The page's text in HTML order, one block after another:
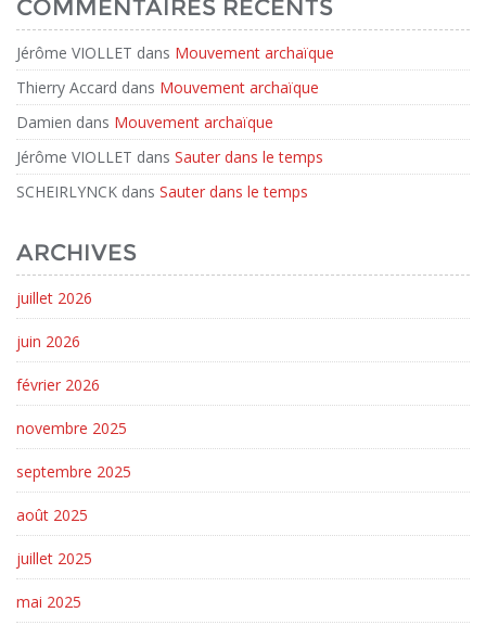
COMMENTAIRES RÉCENTS
Jérôme VIOLLET dans Mouvement archaïque
Thierry Accard dans Mouvement archaïque
Damien dans Mouvement archaïque
Jérôme VIOLLET dans Sauter dans le temps
SCHEIRLYNCK dans Sauter dans le temps
ARCHIVES
juillet 2026
juin 2026
février 2026
novembre 2025
septembre 2025
août 2025
juillet 2025
mai 2025